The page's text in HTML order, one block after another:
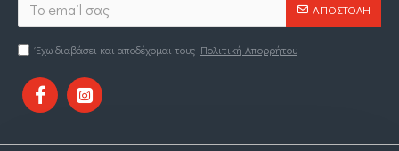
ΑΠΟΣΤΟΛΉ
Έχω διαβάσει και αποδέχομαι τους Πολιτική Απορρήτου